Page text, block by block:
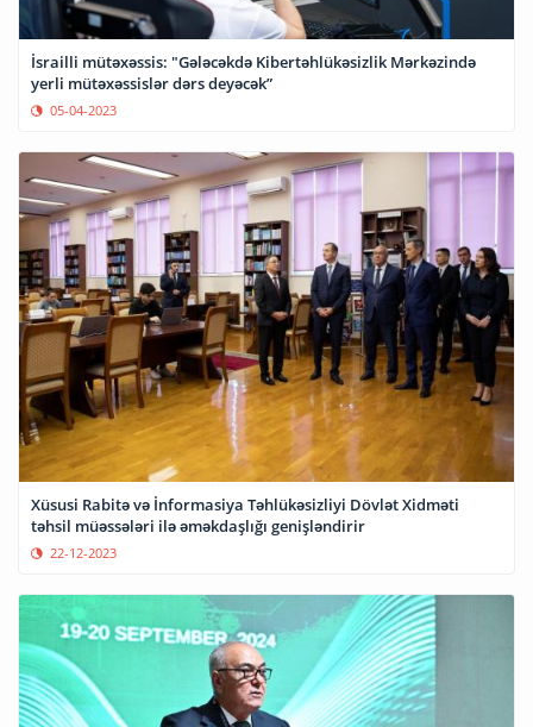
İsrailli mütəxəssis: "Gələcəkdə Kibertəhlükəsizlik Mərkəzində
yerli mütəxəssislər dərs deyəcək”
05-04-2023
Xüsusi Rabitə və İnformasiya Təhlükəsizliyi Dövlət Xidməti
təhsil müəssələri ilə əməkdaşlığı genişləndirir
22-12-2023